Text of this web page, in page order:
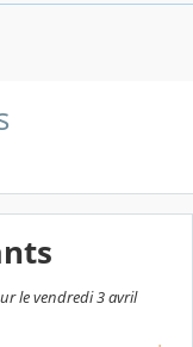
le vendredi 3 avril